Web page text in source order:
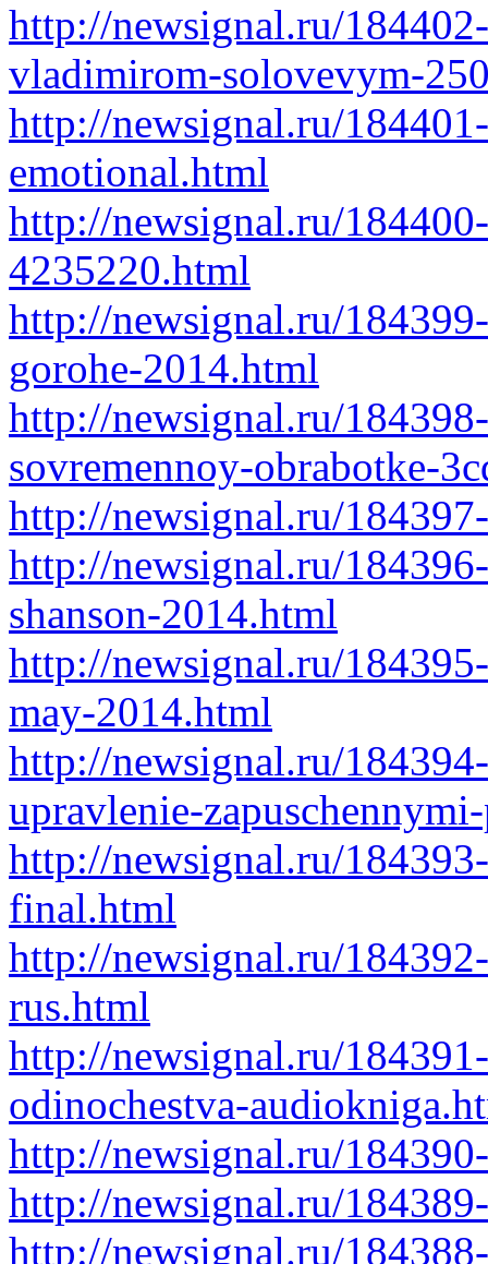
http://newsignal.ru/
vladimirom-solovevym-
http://newsignal.ru/
emotional.html
http://newsignal.ru/
4235220.html
http://newsignal.ru/
gorohe-2014.html
http://newsignal.ru/
sovremennoy-obrabotke-
http://newsignal.ru/
http://newsignal.ru/
shanson-2014.html
http://newsignal.ru/
may-2014.html
http://newsignal.ru/
upravlenie-
http://newsignal.ru/
final.html
http://newsignal.ru/
rus.html
http://newsignal.ru/
odinochestva-
http://newsignal.ru/
http://newsignal.ru/
http://newsignal.ru/